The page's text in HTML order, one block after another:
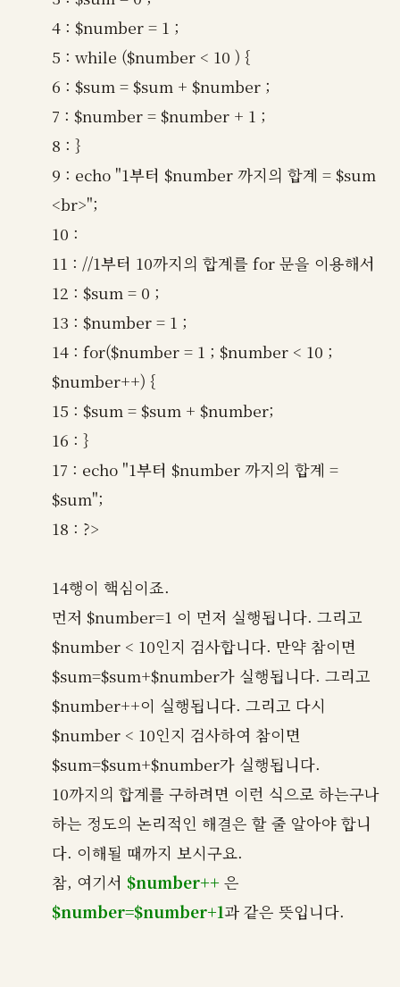
4 : $number = 1 ;
5 : while ($number < 10 ) {
6 : $sum = $sum + $number ;
7 : $number = $number + 1 ;
8 : }
9 : echo "1부터 $number 까지의 합계 = $sum
<br>";
10 :
11 : //1부터 10까지의 합계를 for 문을 이용해서
12 : $sum = 0 ;
13 : $number = 1 ;
14 : for($number = 1 ; $number < 10 ;
$number++) {
15 : $sum = $sum + $number;
16 : }
17 : echo "1부터 $number 까지의 합계 =
$sum";
18 : ?>
14행이 핵심이죠.
먼저 $number=1 이 먼저 실행됩니다. 그리고
$number < 10인지 검사합니다. 만약 참이면
$sum=$sum+$number가 실행됩니다. 그리고
$number++이 실행됩니다. 그리고 다시
$number < 10인지 검사하여 참이면
$sum=$sum+$number가 실행됩니다.
10까지의 합계를 구하려면 이런 식으로 하는구나
하는 정도의 논리적인 해결은 할 줄 알아야 합니
다. 이해될 때까지 보시구요.
참, 여기서 $number++ 은
$number=$number+1과 같은 뜻입니다.